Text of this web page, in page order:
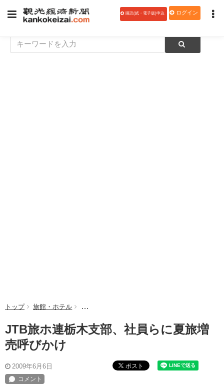
購読(紙・電子版)申込 ログイン
トップ 旅館・ホテル JTB旅ホ連栃木支部、社員らに夏旅増売呼びかけ
JTB旅ホ連栃木支部、社員らに夏旅増
売呼びかけ
2009年6月6日 ポスト